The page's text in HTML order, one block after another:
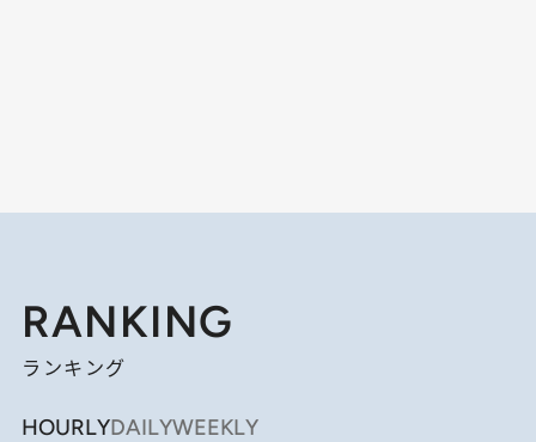
RANKING
ランキング
HOURLYDAILYWEEKLY